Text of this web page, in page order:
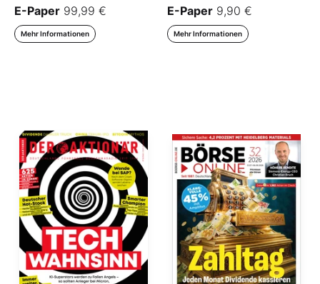
E-Paper 99,99 €
Mehr Informationen
E-Paper 9,90 €
Mehr Informationen